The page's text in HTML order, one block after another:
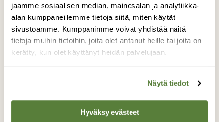
jaamme sosiaalisen median, mainosalan ja analytiikka-
alan kumppaneillemme tietoja siitä, miten käytät
sivustoamme. Kumppanimme voivat yhdistää näitä
tietoja muihin tietoihin, joita olet antanut heille tai joita on
kerätty, kun olet käyttänyt heidän palvelujaan.
Näytä tiedot
Hyväksy evästeet
Kevätpäiväntasauksen
väripilkku
Keltasirkku katsastelee syötävää
aurinkoisella keväthangella.